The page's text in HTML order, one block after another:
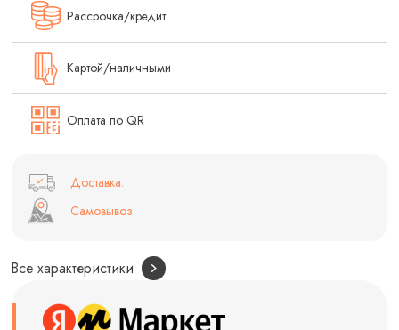
Рассрочка/кредит
Картой/наличными
Оплата по QR
Доставка:
Самовывоз:
Все характеристики